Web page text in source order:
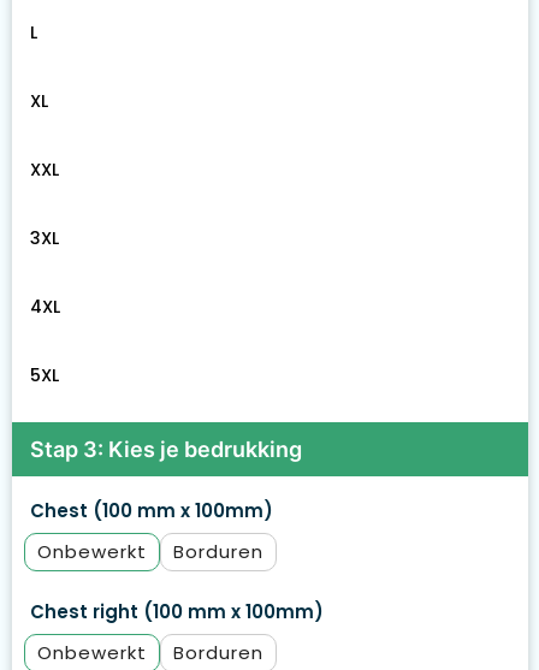
L
XL
XXL
3XL
4XL
5XL
Stap 3: Kies je bedrukking
Chest (100 mm x 100mm)
Onbewerkt
Borduren
Chest right (100 mm x 100mm)
Onbewerkt
Borduren